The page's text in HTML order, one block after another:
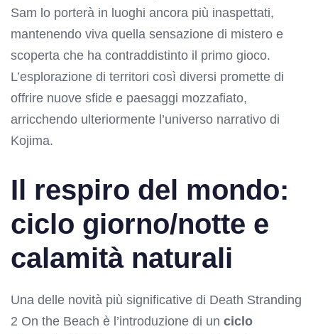
Sam lo porterà in luoghi ancora più inaspettati,
mantenendo viva quella sensazione di mistero e
scoperta che ha contraddistinto il primo gioco.
L’esplorazione di territori così diversi promette di
offrire nuove sfide e paesaggi mozzafiato,
arricchendo ulteriormente l’universo narrativo di
Kojima.
Il respiro del mondo:
ciclo giorno/notte e
calamità naturali
Una delle novità più significative di Death Stranding
2 On the Beach è l’introduzione di un ciclo